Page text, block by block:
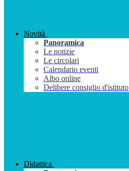
Novità
Panoramica
Le notizie
Le circolari
Calendario eventi
Albo online
Delibere consiglio d'istituto
Didattica